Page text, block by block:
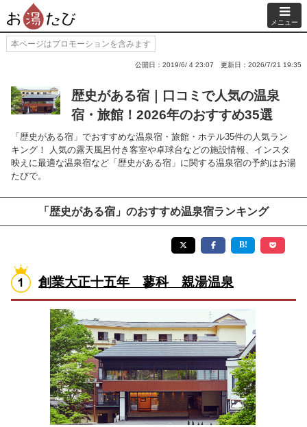
メニュー
本ページはプロモーションを含みます
公開日：2019/6/ 4 23:07 更新日：2026/7/21 19:35
歴史がある宿｜口コミで人気の温泉
宿・旅館！2026年のおすすめ35選
「歴史がある宿」でおすすめな温泉宿・旅館・ホテル35件の人気ラン
キング！ 人気の露天風呂付き客室や卓球台などの施設情報、インスタ
映えに最適な温泉宿など「歴史がある宿」に関する温泉宿の予約はお湯
たびで。
「歴史がある宿」のおすすめ温泉宿ランキング
創業大正十五年 蓼科 親湯温泉